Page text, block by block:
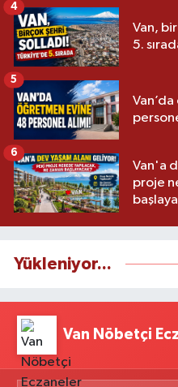
Van,
5.
4
5
Van'a
proje
6
Yükleniyor...
Van Nöbetçi